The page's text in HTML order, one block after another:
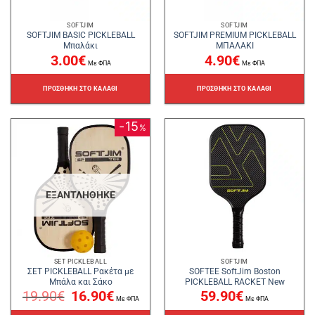
SOFTJIM
SOFTJIM BASIC PICKLEBALL
Μπαλάκι
3.00€ Με ΦΠΑ
ΠΡΟΣΘΉΚΗ ΣΤΟ ΚΑΛΆΘΙ
SOFTJIM
SOFTJIM PREMIUM PICKLEBALL
ΜΠΑΛΑΚΙ
4.90€ Με ΦΠΑ
ΠΡΟΣΘΉΚΗ ΣΤΟ ΚΑΛΆΘΙ
15%
ΕΞΑΝΤΛΉΘΗΚΕ
SET PICKLEBALL
ΣΕΤ PICKLEBALL Ρακέτα με
Μπάλα και Σάκο
19.90€ Original
price
16.90€Η
τρέχουσα
Με ΦΠΑ
SOFTJIM
SOFTEE SoftJim Boston
PICKLEBALL RACKET New
59.90€ Με ΦΠΑ